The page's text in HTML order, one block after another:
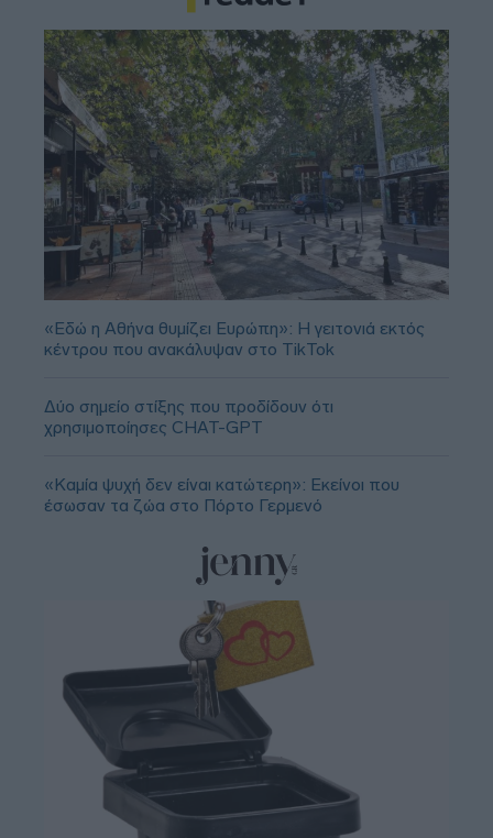
«Εδώ η Αθήνα θυμίζει Ευρώπη»: H γειτονιά εκτός
κέντρου που ανακάλυψαν στο TikTok
Δύο σημείο στίξης που προδίδουν ότι
χρησιμοποίησες CHAT-GPT
«Καμία ψυχή δεν είναι κατώτερη»: Εκείνοι που
έσωσαν τα ζώα στο Πόρτο Γερμενό